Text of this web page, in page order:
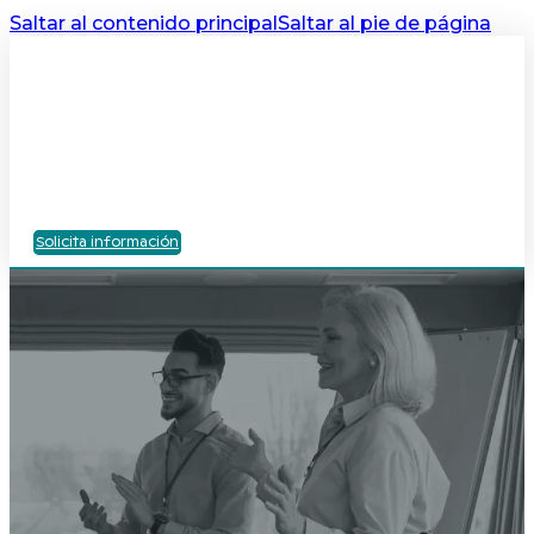
Saltar al contenido principalSaltar al pie de página
Solicita información
Sobre EEC
Consultoría